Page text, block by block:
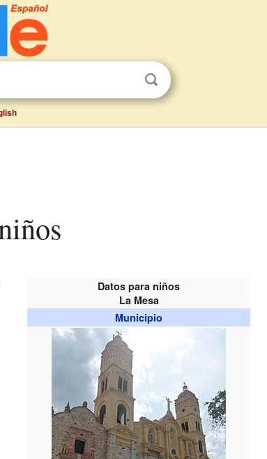
Datos para niños
La Mesa
Municipio